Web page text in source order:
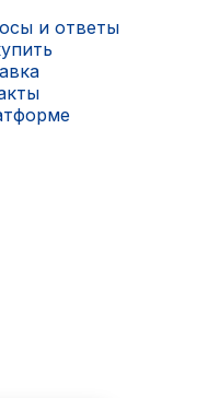
и ответы